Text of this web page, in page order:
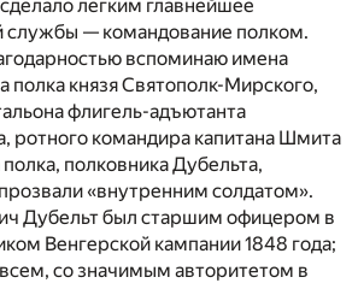
легким главнейшее
службы — командование полком.
вспоминаю имена
полка князя Святополк-Мирского,
флигель-адъютанта
ротного командира капитана Шмита
полковника Дубельта,
«внутренним солдатом».
Дубельт был старшим офицером в
Венгерской кампании 1848 года;
со значимым авторитетом в